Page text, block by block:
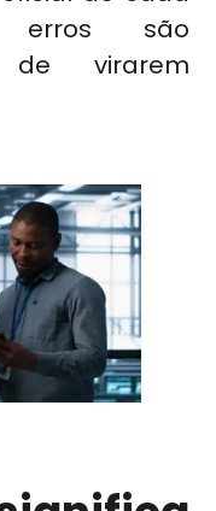
erros são
de virarem